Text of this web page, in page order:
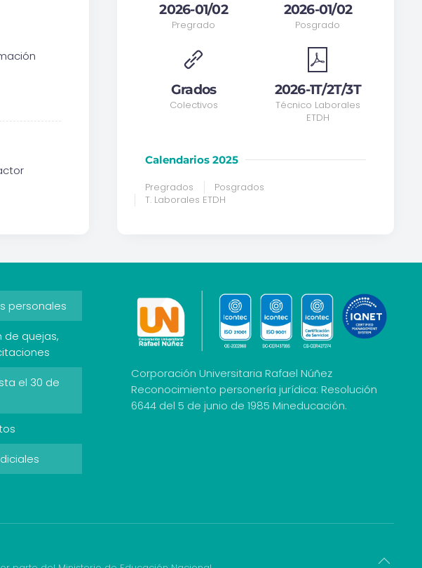
2026-01/02
Pregrado
Grados
Colectivos
2026-01/02
Posgrado
2026-1T/2T/3T
Técnico Laborales
ETDH
Calendarios 2025
Pregrados
Posgrados
T. Laborales ETDH
personales
de quejas,
el 30 de
Corporación Universitaria Rafael Núñez
Reconocimiento personería jurídica: Resolución
6644 del 5 de junio de 1985 Mineducación.